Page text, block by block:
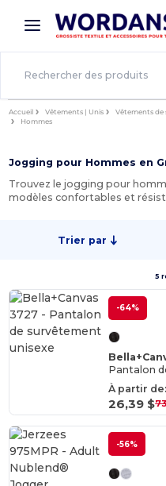
× Appli Wordans
Meilleurs prix sur l’app
Accueil Vêtements | Unis Vêtements de
Hommes
Jogging pour Hommes en
Trouvez le jogging pour
modèles confortables et
Trier par
5
-64%
Pantalon
À partir de:
26,39 $
-56%